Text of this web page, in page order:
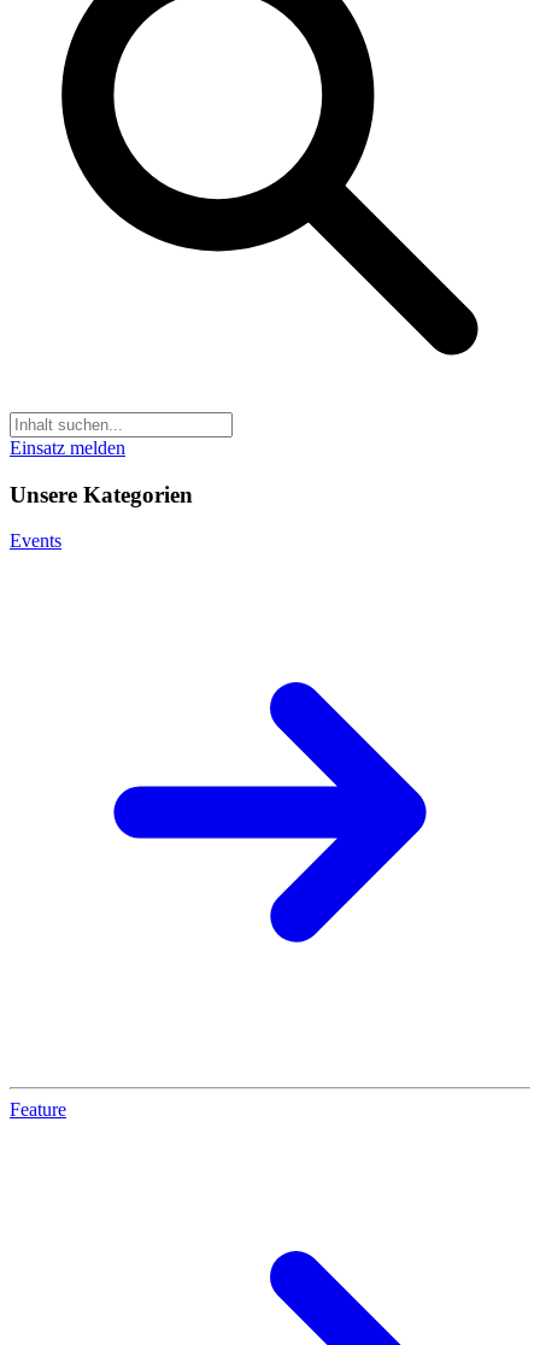
Einsatz melden
Unsere Kategorien
Events
Feature